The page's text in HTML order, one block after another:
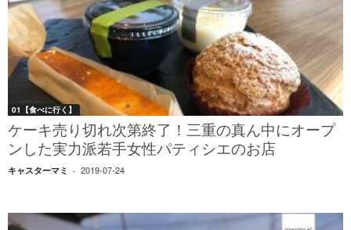
01【食べに行く】
ケーキ売り切れ次第終了！三重の真ん中にオープ
ンした実力派若手女性パティシエのお店
キャスターマミ - 2019-07-24